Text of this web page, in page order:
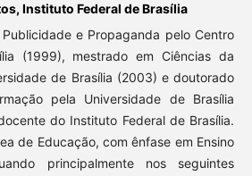
Instituto Federal de Brasília
e Propaganda pelo Centro
(1999), mestrado em Ciências da
de Brasília (2003) e doutorado
pela Universidade de Brasília
do Instituto Federal de Brasília.
de Educação, com ênfase em Ensino
principalmente nos seguintes